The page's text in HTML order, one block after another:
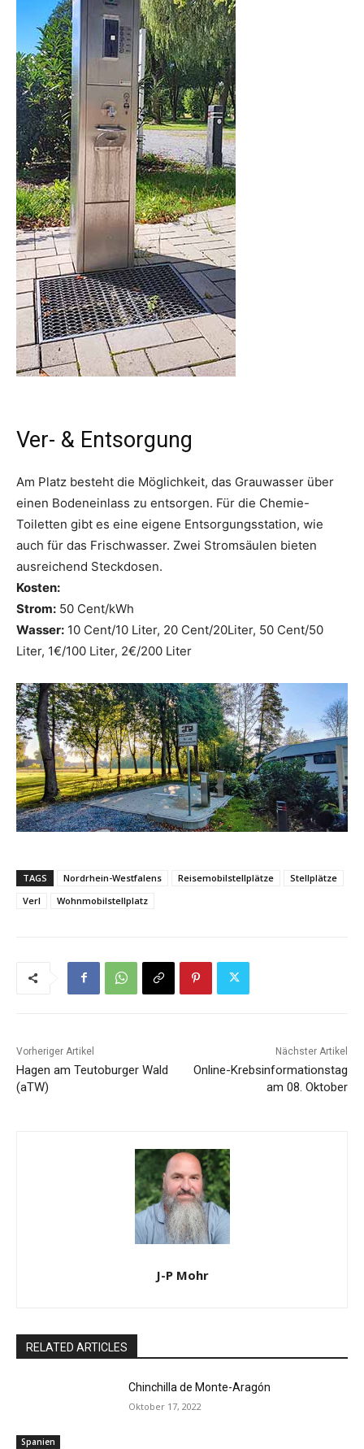
Ver- & Entsorgung
Am Platz besteht die Möglichkeit, das Grauwasser über
einen Bodeneinlass zu entsorgen. Für die Chemie-
Toiletten gibt es eine eigene Entsorgungsstation, wie
auch für das Frischwasser. Zwei Stromsäulen bieten
ausreichend Steckdosen.
Kosten:
Strom: 50 Cent/kWh
Wasser: 10 Cent/10 Liter, 20 Cent/20Liter, 50 Cent/50
Liter, 1€/100 Liter, 2€/200 Liter
TAGS Nordrhein-Westfalens Reisemobilstellplätze
Stellplätze
Verl
Wohnmobilstellplatz
Vorheriger Artikel
Hagen am Teutoburger Wald
(aTW)
Nächster Artikel
Online-Krebsinformationstag
am 08. Oktober
J-P Mohr
RELATED ARTICLES
Spanien
Chinchilla de Monte-Aragón
Oktober 17, 2022